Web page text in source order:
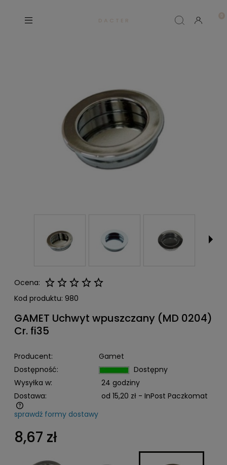
D A C T E R
Ocena:
Kod produktu: 980
GAMET Uchwyt wpuszczany (MD 0204)
Cr. fi35
Producent:
Gamet
Dostępność:
Dostępny
Wysyłka w:
24 godziny
Dostawa:
od 15,20 zł - InPost Paczkomat
Cena nie zawiera ewentualnych kosztów płatności
sprawdź formy dostawy
8,67 zł